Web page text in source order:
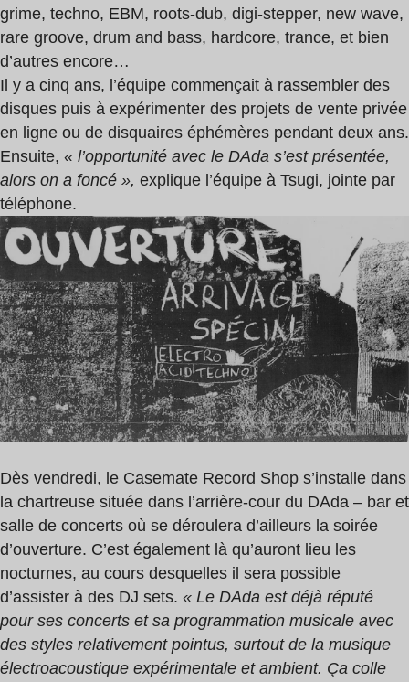
grime, techno, EBM, roots-dub, digi-stepper, new wave,
rare groove, drum and bass, hardcore, trance, et bien
d’autres encore…
Il y a cinq ans, l’équipe commençait à rassembler des
disques puis à expérimenter des projets de vente privée
en ligne ou de disquaires éphémères pendant deux ans.
Ensuite, « l’opportunité avec le DAda s’est présentée,
alors on a foncé », explique l’équipe à Tsugi, jointe par
téléphone.
Dès vendredi, le Casemate Record Shop s’installe dans
la chartreuse située dans l’arrière-cour du DAda – bar et
salle de concerts où se déroulera d’ailleurs la soirée
d’ouverture. C’est également là qu’auront lieu les
nocturnes, au cours desquelles il sera possible
d’assister à des DJ sets. « Le DAda est déjà réputé
pour ses concerts et sa programmation musicale avec
des styles relativement pointus, surtout de la musique
électroacoustique expérimentale et ambient. Ça colle